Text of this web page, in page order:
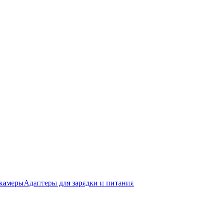
Адаптеры для зарядки и питания